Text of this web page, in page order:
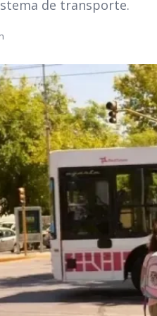
de transporte.